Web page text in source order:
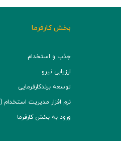
بخش کارفرما
جذب و استخدام
ارزیابی نیرو
توسعه برند‌کارفرمایی
نرم افزار مدیریت استخدام (ATS)
ورود به بخش کارفرما